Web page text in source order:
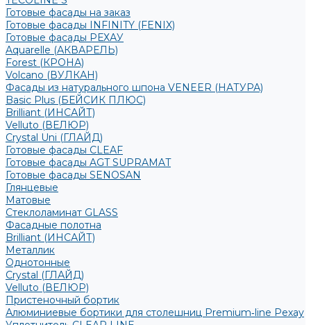
Готовые фасады на заказ
Готовые фасады INFINITY (FENIX)
Готовые фасады РЕХАУ
Aquarelle (АКВАРЕЛЬ)
Forest (КРОНА)
Volcano (ВУЛКАН)
Фасады из натурального шпона VENEER (НАТУРА)
Basic Plus (БЕЙСИК ПЛЮС)
Brilliant (ИНСАЙТ)
Velluto (ВЕЛЮР)
Crystal Uni (ГЛАЙД)
Готовые фасады CLEAF
Готовые фасады AGT SUPRAMAT
Готовые фасады SENOSAN
Глянцевые
Матовые
Стеклоламинат GLASS
Фасадные полотна
Brilliant (ИНСАЙТ)
Металлик
Однотонные
Crystal (ГЛАЙД)
Velluto (ВЕЛЮР)
Пристеночный бортик
Алюминиевые бортики для столешниц Premium‑line Рехау